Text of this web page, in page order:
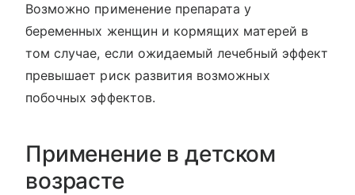
Возможно применение препарата у
беременных женщин и кормящих матерей в
том случае, если ожидаемый лечебный эффект
превышает риск развития возможных
побочных эффектов.
Применение в детском
возрасте